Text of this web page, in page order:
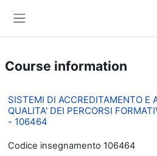
Course information
SISTEMI DI ACCREDITAMENTO E
QUALITA' DEI PERCORSI
- 106464
Codice insegnamento 106464